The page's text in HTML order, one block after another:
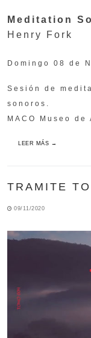
Meditation
Henry Fork
Domingo 08 de
Sesión de
sonoros.
MACO Museo
LEER MÁS →
TRAMITE
09/11/2020